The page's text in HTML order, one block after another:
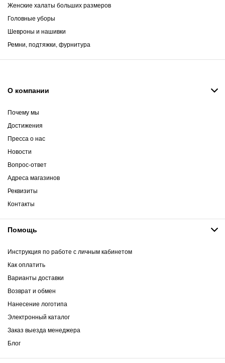
Женские халаты больших размеров
Головные уборы
Шевроны и нашивки
Ремни, подтяжки, фурнитура
О компании
Почему мы
Достижения
Пресса о нас
Новости
Вопрос-ответ
Адреса магазинов
Реквизиты
Контакты
Помощь
Инструкция по работе с личным кабинетом
Как оплатить
Варианты доставки
Возврат и обмен
Нанесение логотипа
Электронный каталог
Заказ выезда менеджера
Блог